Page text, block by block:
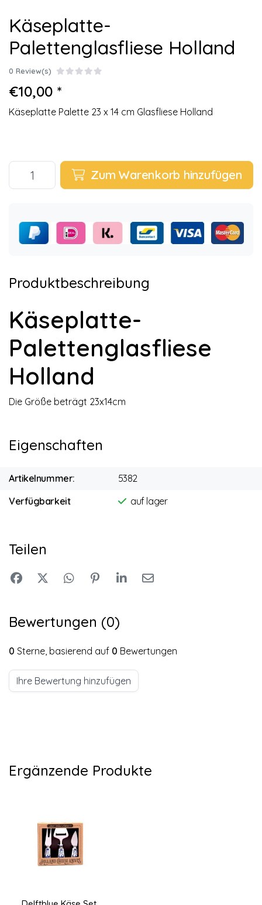
Käseplatte-
Palettenglasfliese Holland
0 Review(s)
€10,00 *
Käseplatte Palette 23 x 14 cm Glasfliese Holland
Zum Warenkorb hinzufügen
Produktbeschreibung
Käseplatte-
Palettenglasfliese
Holland
Die Größe beträgt 23x14cm
Eigenschaften
Artikelnummer:
5382
Verfügbarkeit
auf lager
Teilen
Bewertungen (0)
0 Sterne, basierend auf 0 Bewertungen
Ihre Bewertung hinzufügen
Ergänzende Produkte